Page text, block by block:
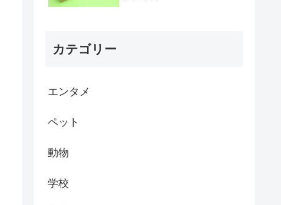
カテゴリー
エンタメ
ペット
動物
学校